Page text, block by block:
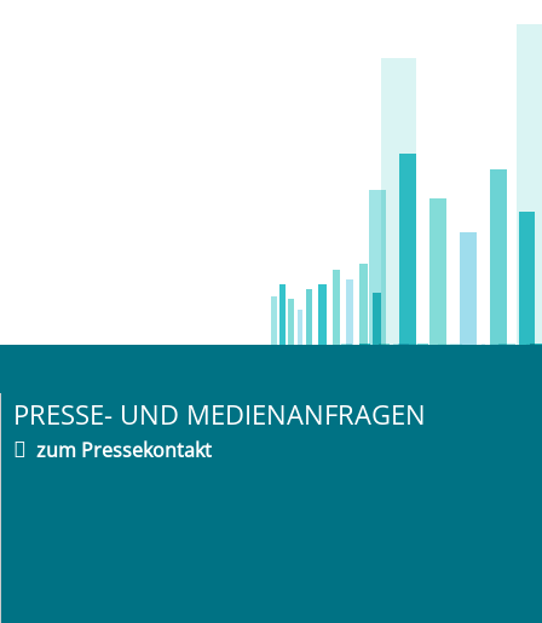
PRESSE- UND MEDIENANFRAGEN
zum Pressekontakt